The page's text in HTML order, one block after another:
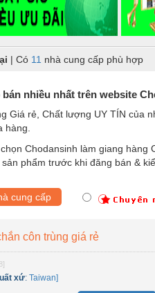
| Có 11 nhà cung cấp phù hợp
nhiều nhất trên website
Giá rẻ, Chất lượng UY TÍN của
hàng.
Chodansinh làm giang
phẩm trước khi đăng bán &
cung cấp
côn trùng giá rẻ
xứ:Taiwan]